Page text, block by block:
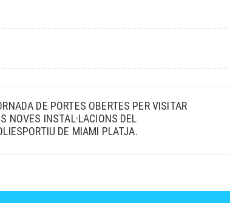
DE PORTES OBERTES PER VISITAR
NOVES INSTAL·LACIONS DEL
DE MIAMI PLATJA.